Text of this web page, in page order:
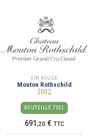
VIN ROUGE
Mouton Rothschild
2002
BOUTEILLE 75CL
691 ,20 € TTC